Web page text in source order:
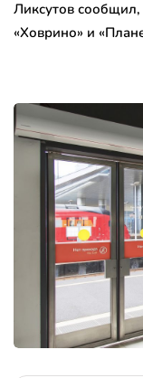
Ликсутов сообщил,
«Ховрино» и